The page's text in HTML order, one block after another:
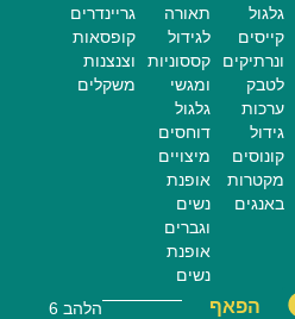
גלגול
קייסים
ונרתיקים
לטבק
ערכות
גידול
קונוסים
מקטרות
באנגים
תאורה
לגידול
קססוניות
ומגשי
גלגול
דוחסים
מיצויים
אופנת
נשים
וגברים
אופנת
נשים
גריינדרים
קופסאות
וצנצנות
משקלים
הפאף
הלהב 6